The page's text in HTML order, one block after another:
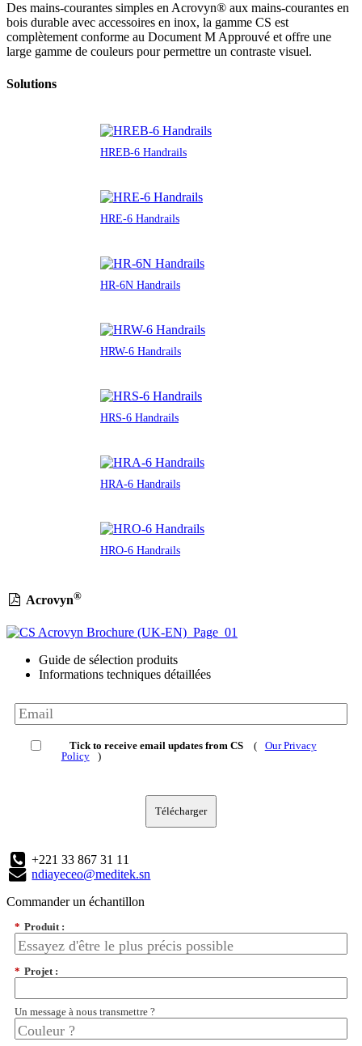
Des mains-courantes simples en Acrovyn® aux mains-courantes en
bois durable avec accessoires en inox, la gamme CS est
complètement conforme au Document M Approuvé et offre une
large gamme de couleurs pour permettre un contraste visuel.
Solutions
HREB-6 Handrails
HRE-6 Handrails
HR-6N Handrails
HRW-6 Handrails
HRS-6 Handrails
HRA-6 Handrails
HRO-6 Handrails
Acrovyn®
Guide de sélection produits
Informations techniques détaillées
Tick to receive email updates from CS (
Our Privacy
Policy
)
Télécharger
+221 33 867 31 11
ndiayeceo@meditek.sn
Commander un échantillon
* Produit :
* Projet :
Un message à nous transmettre ?